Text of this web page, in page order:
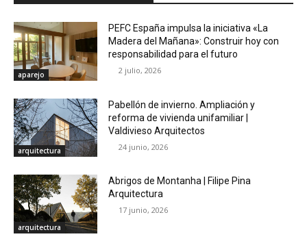
aparejo
PEFC España impulsa la iniciativa «La
Madera del Mañana»: Construir hoy con
responsabilidad para el futuro
2 julio, 2026
arquitectura
Pabellón de invierno. Ampliación y
reforma de vivienda unifamiliar |
Valdivieso Arquitectos
24 junio, 2026
arquitectura
Abrigos de Montanha | Filipe Pina
Arquitectura
17 junio, 2026